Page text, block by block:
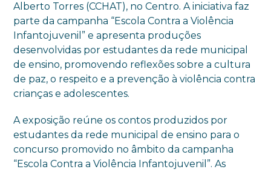
Alberto Torres (CCHAT), no Centro. A iniciativa faz
parte da campanha “Escola Contra a Violência
Infantojuvenil” e apresenta produções
desenvolvidas por estudantes da rede municipal
de ensino, promovendo reflexões sobre a cultura
de paz, o respeito e a prevenção à violência contra
crianças e adolescentes.
A exposição reúne os contos produzidos por
estudantes da rede municipal de ensino para o
concurso promovido no âmbito da campanha
“Escola Contra a Violência Infantojuvenil”. As